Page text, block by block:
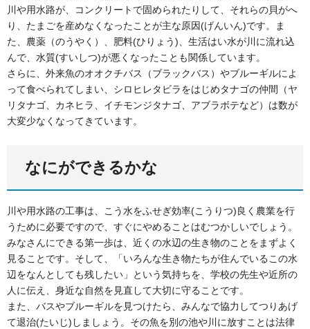
川や用水路が、コンクリートで固められたりして、それらの貝がへ
り、たまごを産めなくなったことが主な原因(げんいん)です。ま
た、農薬（のうやく）、肥料(ひりょう)、生活はい水が川に流れ込
んで、水質(すいしつ)が悪くなったことも関係しています。
さらに、外来魚のオオクチバス（ブラックバス）やブルーギルによ
って食べられてしまい、シロヒレタビラをはじめタナゴの仲間（ヤ
リタナゴ、カネヒラ、イチモンジタナゴ、アブラボテなど）は数が
大変少なくなってきています。
なにができるかな
川や用水路の工事は、こう水をふせぎ効率(こうりつ)良く農業を行
うために必要ですので、すぐにやめることはむつかしいでしょう。
みなさんにできる第一歩は、近くの水辺の生き物のことをまずよく
見ることです。そして、「いろんな生き物たちが住んでいるこの水
辺をなんとしても残したい」という気持ちを、学校の先生や近所の
人に伝え、身近な自然を見直して大切に守ることです。
また、バスやブルーギルを見つけたら、みんなで協力してつりあげ
て退治(たいじ)しましょう。その魚を別の池や川に放すことは法律